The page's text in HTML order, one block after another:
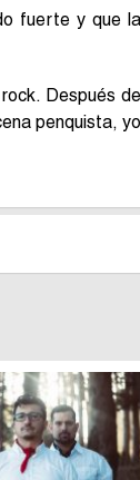
fuerte y que la
Después de
penquista, yo